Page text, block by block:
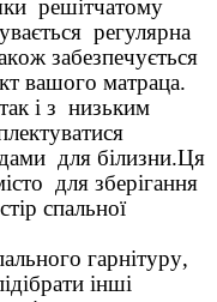
решітчатому
регулярна
ож забезпечується
вашого матраца.
і з низьким
уватися
для білизни.Ця
для зберігання
ір спальної
гарнітуру,
ідібрати інші